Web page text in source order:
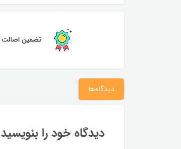
تضمین اصالت
دیدگاه‌ها
دیدگاه خود را بنویسید